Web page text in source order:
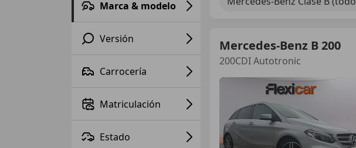
Marca & modelo
Versión
Carrocería
Matriculación
Estado
Mercedes-Benz B 200
200CDI Autotronic